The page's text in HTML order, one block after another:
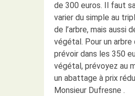
de 300 euros. Il faut
varier du simple au
de l’arbre, mais aussi
végétal. Pour un
prévoir dans les 350
végétal, prévoyez au
un abattage à prix
Monsieur Dufresne .